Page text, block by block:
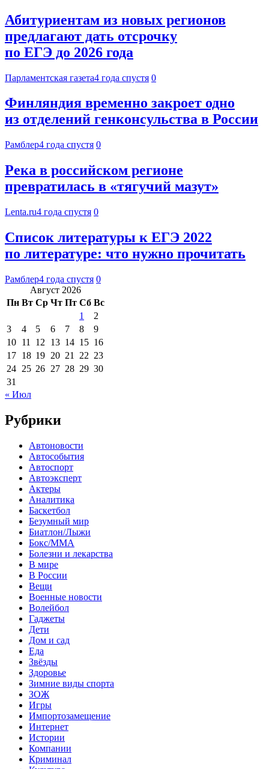
Абитуриентам из новых регионов
предлагают дать отсрочку
по ЕГЭ до 2026 года
Парламентская газета4 года спустя 0
Финляндия временно закроет одно
из отделений генконсульства в России
Рамблер4 года спустя 0
Река в российском регионе
превратилась в «тягучий мазут»
Lenta.ru4 года спустя 0
Список литературы к ЕГЭ 2022
по литературе: что нужно прочитать
Рамблер4 года спустя 0
Август 2026
Пн Вт Ср Чт Пт Сб Вс
1
2
3
4 5 6 7 8
9
10 11 12 13 14 15 16
17 18 19 20 21 22 23
24 25 26 27 28 29 30
31
« Июл
Рубрики
Автоновости
Автособытия
Автоспорт
Автоэксперт
Актеры
Аналитика
Баскетбол
Безумный мир
Биатлон/Лыжи
Бокс/MMA
Болезни и лекарства
В мире
В России
Вещи
Военные новости
Волейбол
Гаджеты
Дети
Дом и сад
Еда
Звёзды
Здоровье
Зимние виды спорта
ЗОЖ
Игры
Импортозамещение
Интернет
Истории
Компании
Криминал